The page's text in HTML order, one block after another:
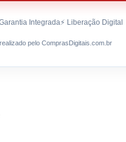
Integrada⚡ Liberação Digital
pelo ComprasDigitais.com.br